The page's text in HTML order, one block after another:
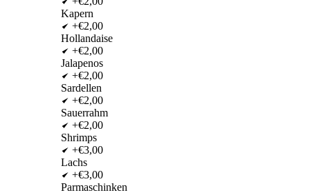
Kapern
+€2,00
Hollandaise
+€2,00
Jalapenos
+€2,00
Sardellen
+€2,00
Sauerrahm
+€2,00
Shrimps
+€3,00
Lachs
+€3,00
Parmaschinken